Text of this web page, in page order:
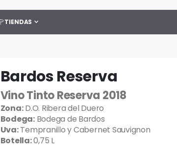
TIENDAS
Bardos Reserva
Vino Tinto Reserva 2018
Zona:D.O. Ribera del Duero
Bodega:Bodega de Bardos
Uva:Tempranillo y Cabernet Sauvignon
Botella:0,75 L